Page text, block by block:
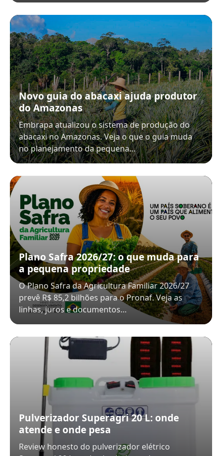
Novo guia do abacaxi ajuda produtor
do Amazonas
Embrapa atualizou o sistema de produção do
abacaxi no Amazonas. Veja o que o guia muda
no planejamento da pequena…
Plano Safra 2026/27: o que muda para
a pequena propriedade
O Plano Safra da Agricultura Familiar 2026/27
prevê R$ 85,2 bilhões para o Pronaf. Veja as
linhas, juros e documentos…
Pulverizador Superagri 20 L: onde
atende e onde pesa
Review honesto do pulverizador elétrico